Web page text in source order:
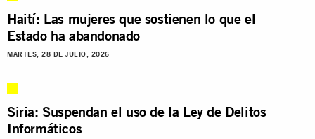
Haití: Las mujeres que sostienen lo que el
Estado ha abandonado
MARTES, 28 DE JULIO, 2026
Siria: Suspendan el uso de la Ley de Delitos
Informáticos